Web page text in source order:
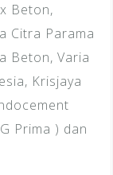
Beton,
Citra Parama
Beton, Varia
Krisjaya
Prima ) dan